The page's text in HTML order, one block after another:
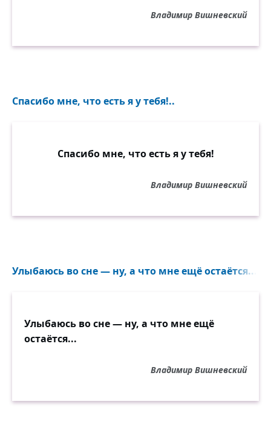
Владимир Вишневский
Спасибо мне, что есть я у тебя!..
Спасибо мне, что есть я у тебя!
Владимир Вишневский
Улыбаюсь во сне — ну, а что мне ещё остаётся...
Улыбаюсь во сне — ну, а что мне ещё
остаётся...
Владимир Вишневский